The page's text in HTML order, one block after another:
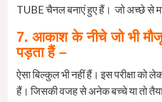
TUBE चैनल बनाएं हुए हैं। जो अच्छे से
7. आकाश के नीचे जो भी
पड़ता हैं –
ऐसा बिल्कुल भी नहीं हैं। इस परीक्षा को
हैं। जिसकी वजह से अनेक बच्चे या तो